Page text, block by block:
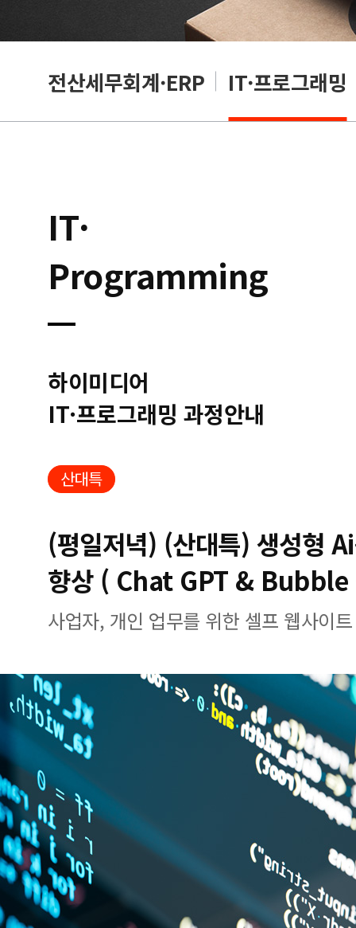
전산세무회계·ERP IT·프로그래밍
IT·
Programming
하이미디어
IT·프로그래밍 과정안내
산대특
(평일저녁) (산대특) 생성형
향상 ( Chat GPT & Bubble
사업자, 개인 업무를 위한 셀프 웹사이